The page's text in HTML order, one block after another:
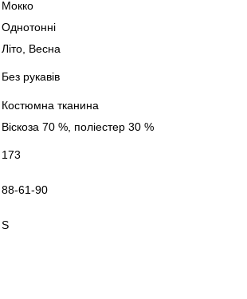
Мокко
Однотонні
Літо, Весна
Без рукавів
Костюмна тканина
Віскоза 70 %, поліестер 30 %
173
88-61-90
S